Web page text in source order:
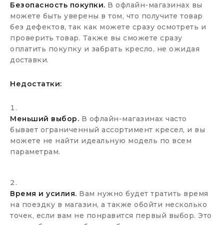
Безопасность покупки. В офлайн-магазинах вы
можете быть уверены в том, что получите товар
без дефектов, так как можете сразу осмотреть и
проверить товар. Также вы сможете сразу
оплатить покупку и забрать кресло, не ожидая
доставки.
Недостатки:
Меньший выбор. В офлайн-магазинах часто
бывает ограниченный ассортимент кресел, и вы
можете не найти идеальную модель по всем
параметрам.
Время и усилия. Вам нужно будет тратить время
на поездку в магазин, а также обойти несколько
точек, если вам не понравится первый выбор. Это